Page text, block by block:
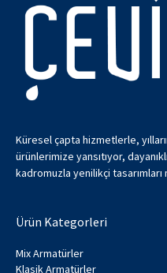
Küresel çapta hizmetlerle,
ürünlerimize yansıtıyor,
kadromuzla yenilikçi
Ürün Kategorleri
Mix Armatürler
Klasik Armatürler